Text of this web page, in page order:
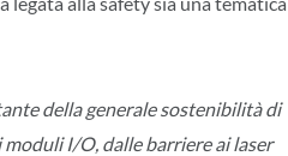
della generale sostenibilità di
I/O, dalle barriere ai laser